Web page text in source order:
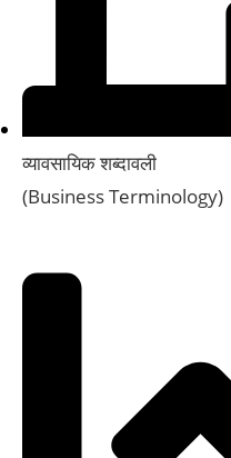
व्यावसायिक शब्दावली
(Business Terminology)